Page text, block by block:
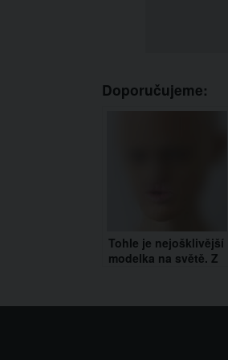
Doporučujeme:
Tohle je nejošklivější
modelka na světě. Z
usnout!